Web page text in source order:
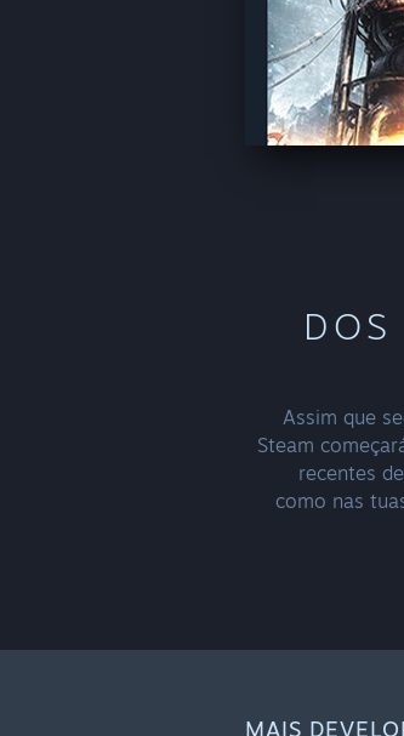
Assim que
Steam
recentes
como nas
MAIS